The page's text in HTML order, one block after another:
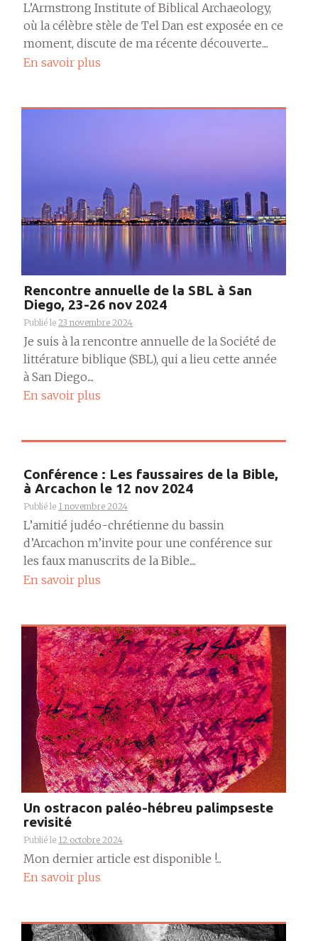
L’Armstrong Institute of Biblical Archaeology,
où la célèbre stèle de Tel Dan est exposée en ce
moment, discute de ma récente découverte....
En savoir plus
Rencontre annuelle de la SBL à San
Diego, 23-26 nov 2024
Publié le 23 novembre 2024
Je suis à la rencontre annuelle de la Société de
littérature biblique (SBL), qui a lieu cette année
à San Diego....
En savoir plus
Conférence : Les faussaires de la Bible,
à Arcachon le 12 nov 2024
Publié le 1 novembre 2024
L’amitié judéo-chrétienne du bassin
d’Arcachon m’invite pour une conférence sur
les faux manuscrits de la Bible....
En savoir plus
Un ostracon paléo-hébreu palimpseste
revisité
Publié le 12 octobre 2024
Mon dernier article est disponible !...
En savoir plus